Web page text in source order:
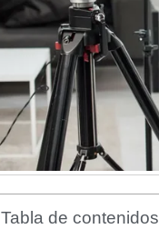
Tabla de contenidos